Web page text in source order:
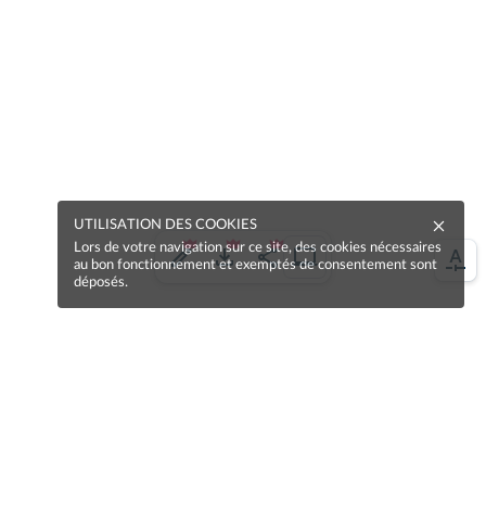
UTILISATION DES COOKIES
Lors de votre navigation sur ce site, des cookies nécessaires
au bon fonctionnement et exemptés de consentement sont
déposés.